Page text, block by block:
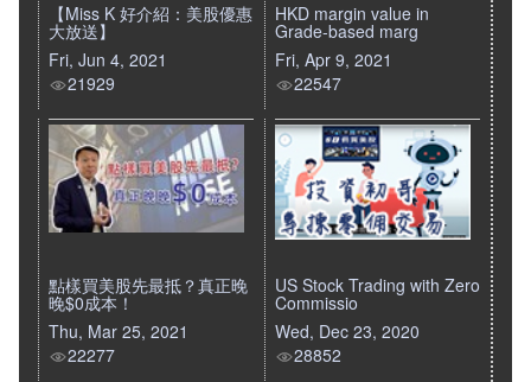
【Miss K 好介紹：美股優惠
大放送】
Fri, Jun 4, 2021
21929
HKD margin value in
Grade-based marg
Fri, Apr 9, 2021
22547
點樣買美股先最抵？真正晚
晚$0成本！
Thu, Mar 25, 2021
22277
US Stock Trading with Zero
Commissio
Wed, Dec 23, 2020
28852